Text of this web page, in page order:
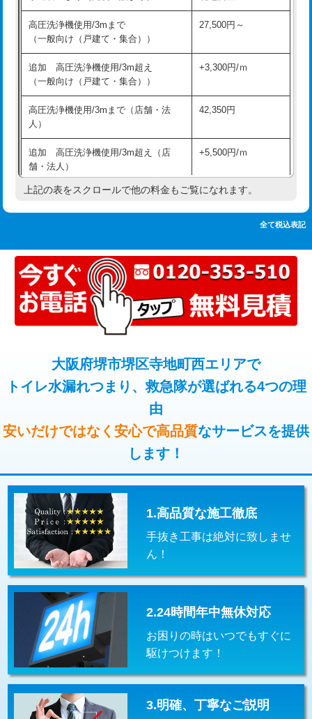
追加人工 16,500円
廃棄・処分 現場見積
※給水管工事は20mmまでの価格です。
持込商品取付（混合水栓）
持込商品取付（浄水器・分岐水栓） 16,500円
業）
排水管工事（追加 排水管工事/3ｍ超
え）
マス交換（土の掘削・埋め戻し作業） 11,000円~
マス交換（深さ50㎝以上） 66,000円
コンクリート斫り（厚さ10㎝まで） 27,500円
コンクリート斫り（厚さ10㎝超え） 38,500円
モルタル補修（厚さ10㎝まで） 27,500円
モルタル補修（厚さ10㎝超え） 38,500円
高圧洗浄機使用/3mまで
（一般向け（戸建て・集合））
27,500円～
追加 高圧洗浄機使用/3m超え
（一般向け（戸建て・集合））
+3,300円/ｍ
高圧洗浄機使用/3mまで（店舗・法
人）
42,350円
追加 高圧洗浄機使用/3m超え（店
舗・法人）
+5,500円/ｍ
高度高圧洗浄換 現地調査
トーラー機使用/3mまで 33,000円
追加トーラー機使用/3m超え +3,300円
カメラ調査 33,000円
止水・漏水調査・防水処理・清掃・修
理・調整・分解・加工など（軽作業）
11,000円
止水・漏水調査・防水処理・清掃・修
理・調整・分解・加工など（中作業）
止水・漏水調査・防水処理・清掃・修
その他部品の脱着
交換・取付（タンク） 22,000円+材料費
交換・取付(単水栓（壁付・デッキ
式）)
交換・取付(混合水栓（壁付・デッキ
式・ワンホール）)
交換・取付(排水栓・排水トラップ
（P/S/ポップアップ））
22,000円+材料費
交換・取付（その他部品） 11,000円+材料費
持込商品取付（単水栓） 13,200円
上記の表をスクロールで他の料金もご覧になれます。
全て税込表記
大阪府堺市堺区寺地町西エリアで
トイレ水漏れつまり、救急隊が選ばれる4つの理
由
安いだけではなく安心で高品質なサービスを提供
します！
1.高品質な施工徹底
手抜き工事は絶対に致しませ
ん！
2.24時間年中無休対応
お困りの時はいつでもすぐに
駆けつけます！
3.明確、丁寧なご説明